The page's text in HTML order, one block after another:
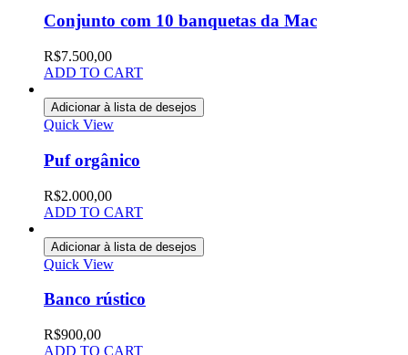
Conjunto com 10 banquetas da Mac
R$7.500,00
ADD TO CART
Adicionar à lista de desejos
Quick View
Puf orgânico
R$2.000,00
ADD TO CART
Adicionar à lista de desejos
Quick View
Banco rústico
R$900,00
ADD TO CART